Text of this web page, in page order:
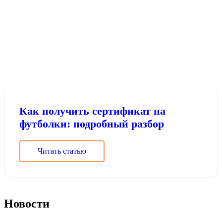
Как получить сертификат на
футболки: подробный разбор
Читать статью
Новости